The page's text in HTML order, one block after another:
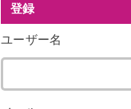
登録
ユーザー名